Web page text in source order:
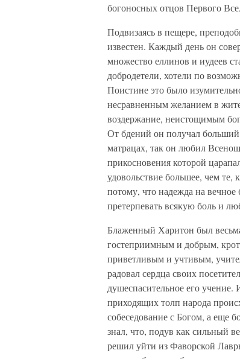
богоносных отцов Первого
Подвизаясь в пещере,
известен. Каждый день он
множество еллинов и иудеев
добродетели, хотели по
Поистине это было
несравненным желанием в
воздержание, неистощимым
От бдений он получал
матрацах, так он любил
прикосновения которой
удовольствие большее, чем те,
потому, что надежда на
претерпевать всякую боль и
Блаженный Харитон был
гостеприимным и добрым,
приветливым и учтивым,
радовал сердца своих
душеспасительное его
приходящих толп народа
собеседование с Богом, а еще
знал, что, подув как сильный
решил уйти из Фаворской